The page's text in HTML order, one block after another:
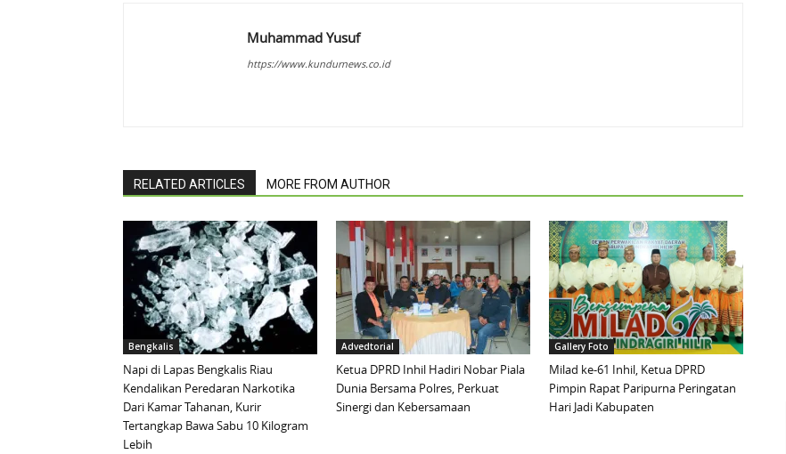
Muhammad Yusuf
https://www.kundurnews.co.id
RELATED ARTICLES MORE FROM AUTHOR
Bengkalis
Napi di Lapas Bengkalis Riau
Kendalikan Peredaran Narkotika
Dari Kamar Tahanan, Kurir
Tertangkap Bawa Sabu 10 Kilogram
Lebih
Advedtorial
Ketua DPRD Inhil Hadiri Nobar Piala
Dunia Bersama Polres, Perkuat
Sinergi dan Kebersamaan
Gallery Foto
Milad ke-61 Inhil, Ketua DPRD
Pimpin Rapat Paripurna Peringatan
Hari Jadi Kabupaten